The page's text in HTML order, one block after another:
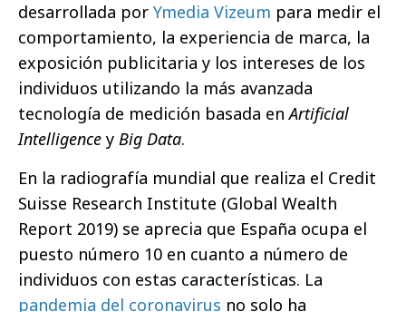
desarrollada por Ymedia Vizeum para medir el
comportamiento, la experiencia de marca, la
exposición publicitaria y los intereses de los
individuos utilizando la más avanzada
tecnología de medición basada enArtificial
Intelligence y Big Data.
En la radiografía mundial que realiza el Credit
Suisse Research Institute (Global Wealth
Report 2019) se aprecia que España ocupa el
puesto número 10 en cuanto a número de
individuos con estas características. La
pandemia del coronavirus no solo ha